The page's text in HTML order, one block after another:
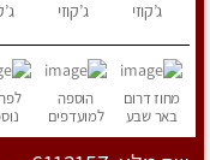
ג’קוזי ג’קוזי
מחוז דרום
באר שבע
הוספה
למועדפים